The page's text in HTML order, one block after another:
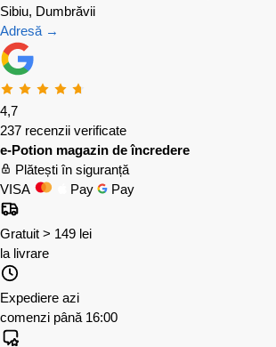
Sibiu, Dumbrăvii
Adresă →
4,7
237 recenzii verificate
e-Potion magazin de încredere
Plătești în siguranță
VISA
Pay Pay
Gratuit > 149 lei
la livrare
Expediere azi
comenzi până 16:00